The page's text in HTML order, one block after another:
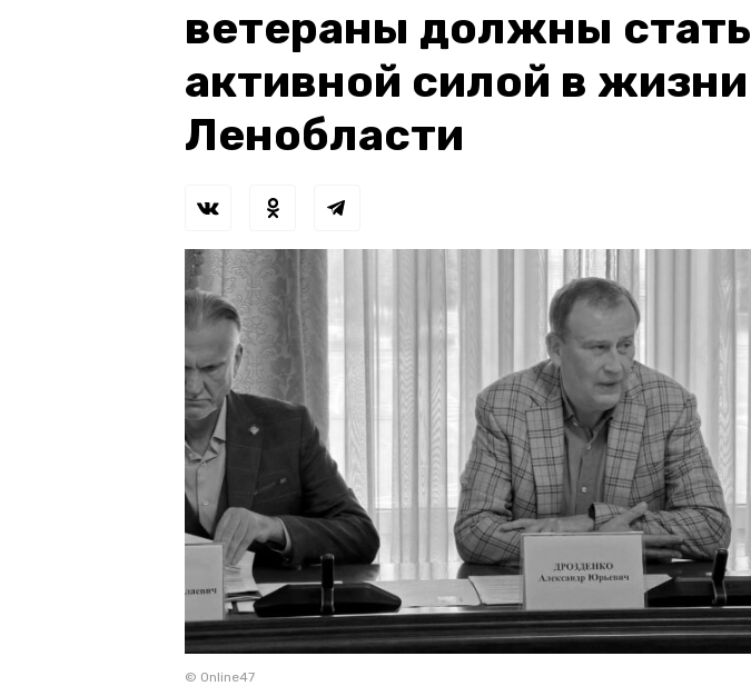
ветераны должны стать
активной силой в жизни
Ленобласти
© Online47